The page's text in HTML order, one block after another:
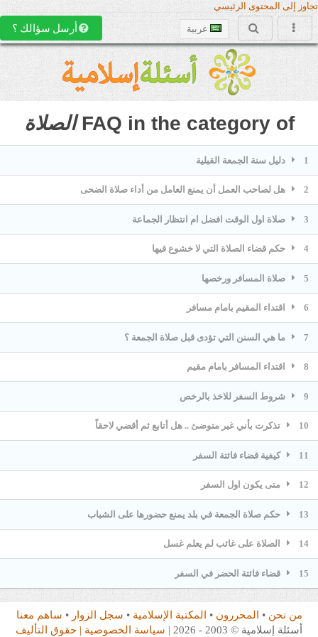
تجاوز إلى المحتوى الرئيسي
عربية أرسل سؤالك ؟
FAQ in the category of الصلاة
1 دليل سنة الجمعة القبلية
2 هل لصاحب العمل أن يمنع العامل من أداء صلاة الضحى
3 صلاة اول الوقت افضل ام انتظار الجماعة
4 حكم قضاء الصلاة التي لا خشوع فيها
5 صلاة المسافر ورخصها
6 اقتداء المقيم بامام مسافر
7 ما هي السنن التي تؤدى قبل صلاة الجمعة ؟
8 اقتداء المسافر بامام مقيم
9 شروط السفر للاخذ بالرخص
10 تذكرت بأني غير متوضئ .. هل أتابع ثم أقضي لاحقاً
11 كيفية قضاء فائتة السفر
12 متى يكون اول السفر
13 حكم صلاة الجمعة في بلد يمنع حضورها على الشباب
14 الصلاة على غائب لم يعلم غسل
15 قضاء فائتة الحضر في السفر
من نحن • المحررون • المكتبة الإسلامية • سجل الزوار • ساهم معنا
أسئلة إسلامية © 2003 - 2026
| سياسة الخصوصية | حقوق التأليف